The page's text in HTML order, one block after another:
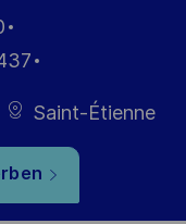
Saint-Étienne